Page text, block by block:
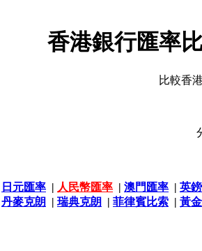
香港銀行匯率
比較香
日元匯率 | 人民幣匯率 | 澳門匯率 | 英
丹麥克朗 | 瑞典克朗 | 菲律賓比索 | 黃